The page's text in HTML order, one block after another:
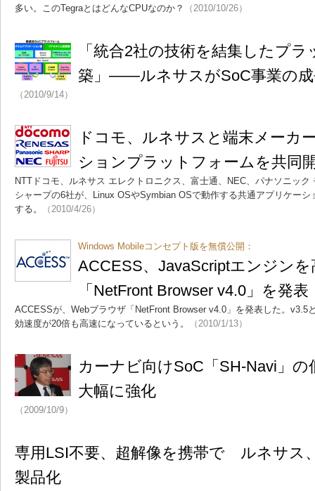
多い。このTegraとはどんなCPUなのか？
（2010/10/26）
「統合2社の技術を結集したプ
築」――ルネサスがSoC事業の成
（2010/9/14）
ドコモ、ルネサスと端末メーカ
ションプラットフォームを共同
NTTドコモ、ルネサス エレクトロニクス、富士通、NEC、パナソニッ
シャープの6社が、Linux OSやSymbian OSで動作する共通アプリケー
する。
（2010/4/26）
Windows Mobileコンセプト版を無償公開：
ACCESS、JavaScriptエンジン
「NetFront Browser v4.0」を発表
ACCESSが、Webブラウザ「NetFront Browser v4.0」を発表した。v3.5
効速度が20倍も高速になっているという。
（2010/1/13）
カーナビ向けSoC「SH-Navi」の
大幅に強化
（2009/10/9）
専用LSI不要、超解像を携帯で ルネサス
製品化